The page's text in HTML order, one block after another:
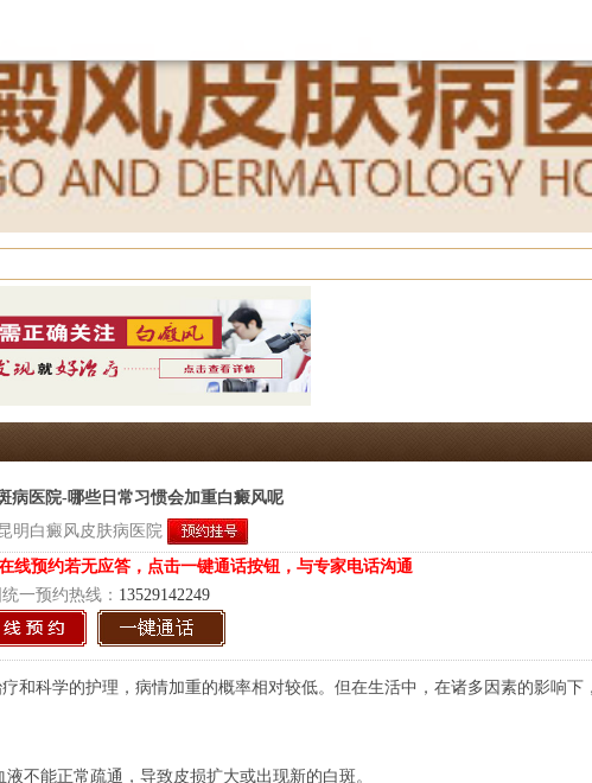
病医院-哪些日常习惯会加重白癜风呢
明白癜风皮肤病医院
线预约若无应答，点击一键通话按钮，与专家电话沟通
一预约热线： 13529142249
科学的护理，病情加重的概率相对较低。但在生活中，在诸多因素的影响下
能正常疏通，导致皮损扩大或出现新的白斑。